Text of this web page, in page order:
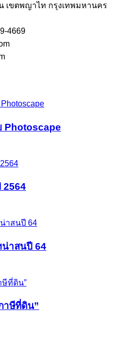
เขตพญาไท กรุงเทพมหานคร
4669
Photoscape
2564
น่าสนปี 64
าษีที่ดิน”